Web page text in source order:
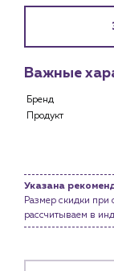
Важные
Бренд
Продукт
Указана
Размер скидки при
рассчитываем в